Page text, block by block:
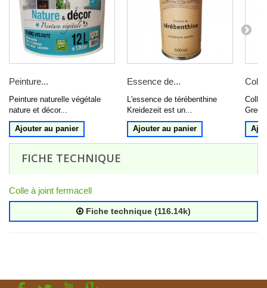
Peinture...
Peinture naturelle végétale
nature et décor...
Ajouter au panier
Essence de...
L'essence de térébenthine
Kreidezeit est un...
Ajouter au panier
Colle
Colle
FICHE TECHNIQUE
Colle à joint fermacell
Fiche technique (116.14k)